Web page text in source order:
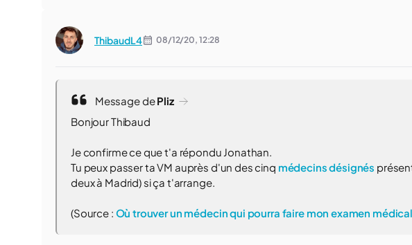
ThibaudL4 08/12/20, 12:28
Message dePliz
Bonjour Thibaud
Je confirme ce que t'a répondu Jonathan.
Tu peux passer ta VM auprès d'un des cinq médecins désignés
deux à Madrid) si ça t'arrange.
(Source : Où trouver un médecin qui pourra faire mon examen